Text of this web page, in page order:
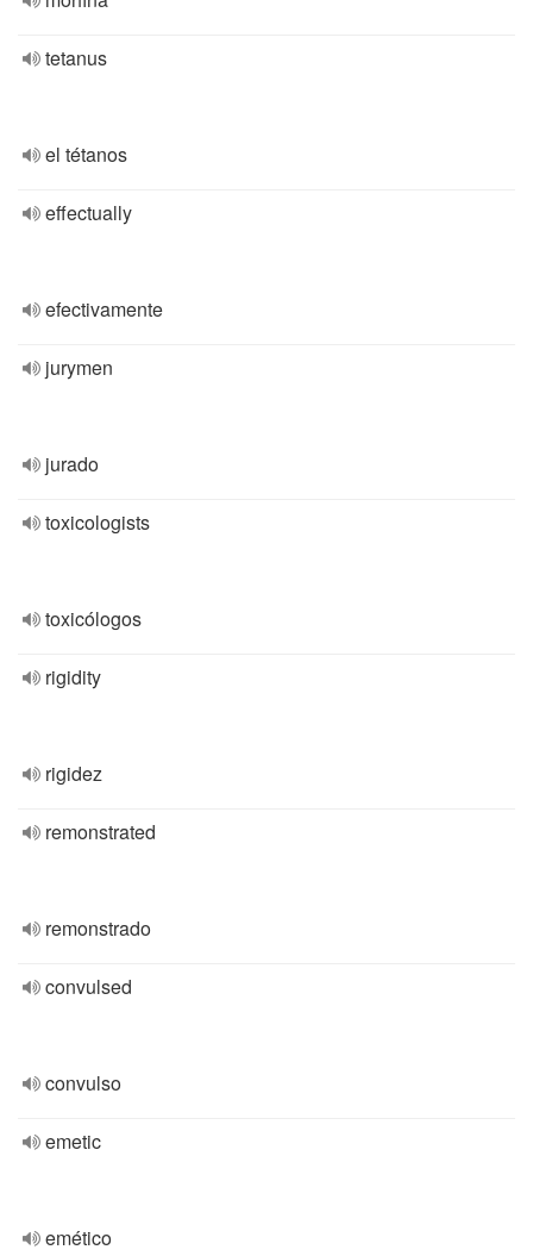
tetanus
el tétanos
effectually
efectivamente
jurymen
jurado
toxicologists
toxicólogos
rigidity
rigidez
remonstrated
remonstrado
convulsed
convulso
emetic
emético